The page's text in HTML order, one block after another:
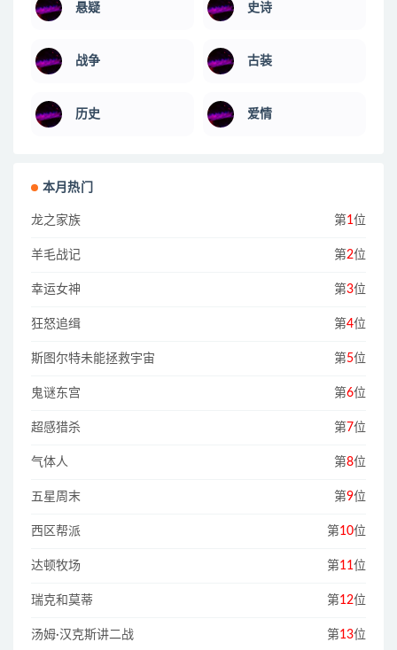
悬疑 史诗
战争 古装
历史 爱情
本月热门
龙之家族 第1位
羊毛战记 第2位
幸运女神 第3位
狂怒追缉 第4位
斯图尔特未能拯救宇宙 第5位
鬼谜东宫 第6位
超感猎杀 第7位
气体人 第8位
五星周末 第9位
西区帮派 第10位
达顿牧场 第11位
瑞克和莫蒂 第12位
汤姆·汉克斯讲二战 第13位